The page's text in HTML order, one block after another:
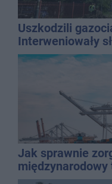
Uszkodzili
Interweniowały
Jak sprawnie